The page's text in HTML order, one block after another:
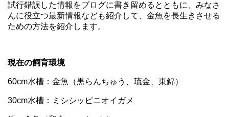
試行錯誤した情報をブログに書き留めるとともに、みなさ
んに役立つ最新情報なども紹介して、金魚を長生きさせる
ための方法を紹介します。
現在の飼育環境
60cm水槽：金魚（黒らんちゅう、琉金、東錦）
30cm水槽：ミシシッピニオイガメ